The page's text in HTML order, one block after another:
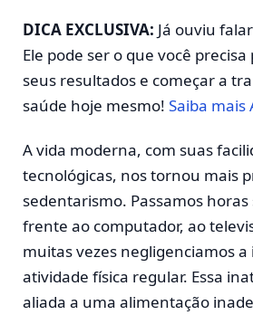
DICA EXCLUSIVA: Já ouviu
Ele pode ser o que você
seus resultados e começar a
saúde hoje mesmo! Saiba mais
A vida moderna, com suas
tecnológicas, nos tornou mais
sedentarismo. Passamos
frente ao computador, ao
muitas vezes negligenciamos
atividade física regular. Essa
aliada a uma alimentação